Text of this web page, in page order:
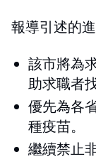
報導引述的
該市將為
助求職者
優先為各
種疫苗。
繼續禁止